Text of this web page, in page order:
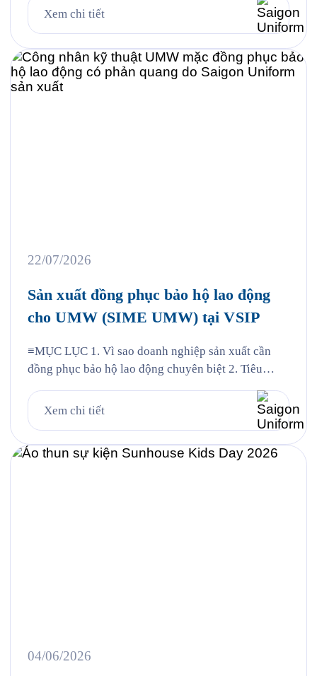
chi tiết thêu 5. Quy trình Saigon Uniform đã thực
hiện cho Jama 6. Câu hỏi thường gặp 6.1. Vải […]
Xem chi tiết
22/07/2026
Sản xuất đồng phục bảo hộ lao động
cho UMW (SIME UMW) tại VSIP
≡MỤC LỤC 1. Vì sao doanh nghiệp sản xuất cần
đồng phục bảo hộ lao động chuyên biệt 2. Tiêu
Case study thực tế 403 bộ đồng phục cho Công ty
UMW tại VSIP 4. Quy trình đặt đồng phục bảo hộ
Xem chi tiết
04/06/2026